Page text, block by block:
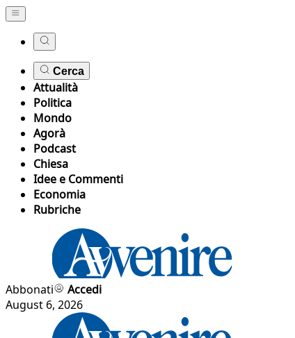
Cerca
Attualità
Politica
Mondo
Agorà
Podcast
Chiesa
Idee e Commenti
Economia
Rubriche
Abbonati
Accedi
August 6, 2026